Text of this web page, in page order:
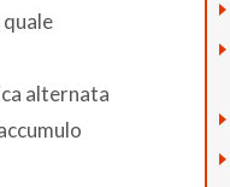
alternata